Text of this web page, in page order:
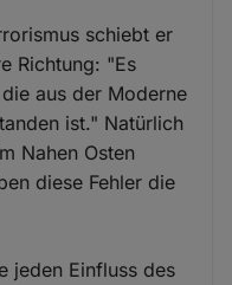
schiebt er
Richtung: "Es
aus der Moderne
ist." Natürlich
Nahen Osten
diese Fehler die
jeden Einfluss des